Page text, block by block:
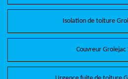
Isolation de toiture
Couvreur Grolejac